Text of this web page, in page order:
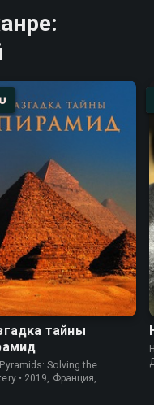
тайны
Solving the
• 2019, Франция,